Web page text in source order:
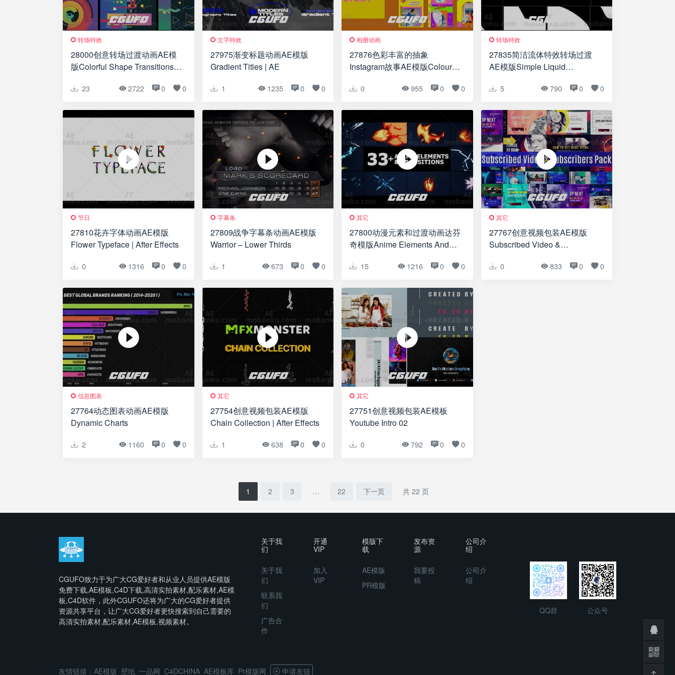
转场特效
28000创意转场过渡动画AE模
版Colorful Shape Transitions
23 2722 0 0
文字特效
27975渐变标题动画AE模版
Gradient Titles | AE
1 1235 0 0
相册动画
27876色彩丰富的抽象
Instagram故事AE模版Colourful
0 955 0 0
转场特效
27835简洁流体特效转场过渡
AE模版Simple Liquid
5 790 0 0
节日
27810花卉字体动画AE模版
Flower Typeface | After Effects
0 1316 0 0
字幕条
27809战争字幕条动画AE模版
Warrior – Lower Thirds
1 673 0 0
其它
27800动漫元素和过渡动画达芬
奇模版Anime Elements And
15 1216 0 0
其它
27767创意视频包装AE模版
Subscribed Video &
0 833 0 0
信息图表
27764动态图表动画AE模版
Dynamic Charts
2 1160 0 0
其它
27754创意视频包装AE模版
Chain Collection | After Effects
1 638 0 0
其它
27751创意视频包装AE模板
Youtube Intro 02
0 792 0 0
1 2 3 … 22 下一页 共 22 页
CGUFO致力于为广大CG爱好者和从业人员提供AE模版
免费下载,AE模板,C4D下载,高清实拍素材,配乐素材,AE模
板,C4D软件，此外CGUFO还将为广大的CG爱好者提供
资源共享平台，让广大CG爱好者更快搜索到自己需要的
高清实拍素材,配乐素材,AE模板,视频素材。
关于我
们
关于我
们
联系我
们
广告合
作
开通
VIP
加入
VIP
模版下
载
AE模版
PR模版
发布资
源
我要投
稿
公司介
绍
公司介
绍
QQ群 公众号
友情链接： AE模版 壁纸 一品网 C4DCHINA AE模板库 Pr模版网 申请友链